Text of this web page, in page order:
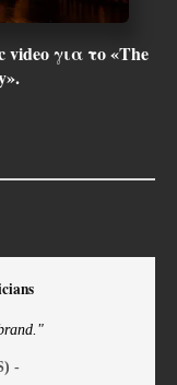
για το «The
-